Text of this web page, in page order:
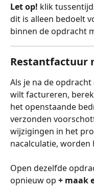
Let op! klik
dit is alleen bedoelt
binnen de opdracht
Restantfactuur
Als je na de
wilt factureren,
het openstaande
verzonden
wijzigingen in het
nacalculatie,
Open dezelfde
opnieuw op + maak